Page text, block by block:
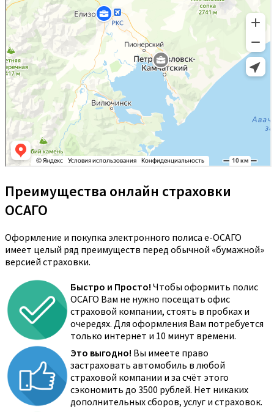
Преимущества онлайн страховки
ОСАГО
Оформление и покупка электронного полиса е-ОСАГО
имеет целый ряд преимуществ перед обычной «бумажной»
версией страховки.
Быстро и Просто! Чтобы оформить полис
ОСАГО Вам не нужно посещать офис
страховой компании, стоять в пробках и
очередях. Для оформления Вам потребуется
только интернет и 10 минут времени.
Это выгодно! Вы имеете право
застраховать автомобиль в любой
страховой компании и за счёт этого
сэкономить до 3500 рублей. Нет никаких
дополнительных сборов, услуг и страховок.